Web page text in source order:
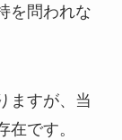
を問われな
ますが、当
です。